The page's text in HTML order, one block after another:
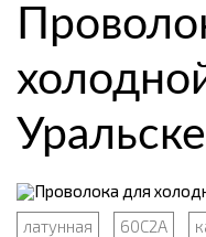
Уральске
латунная 60С2А